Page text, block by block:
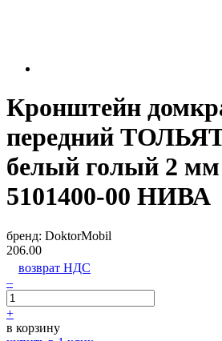
Кронштейн
передний
белый голый 2 мм
5101400-00 НИВА
бренд: DoktorMobil
206.00
возврат НДС
–
+
в корзину